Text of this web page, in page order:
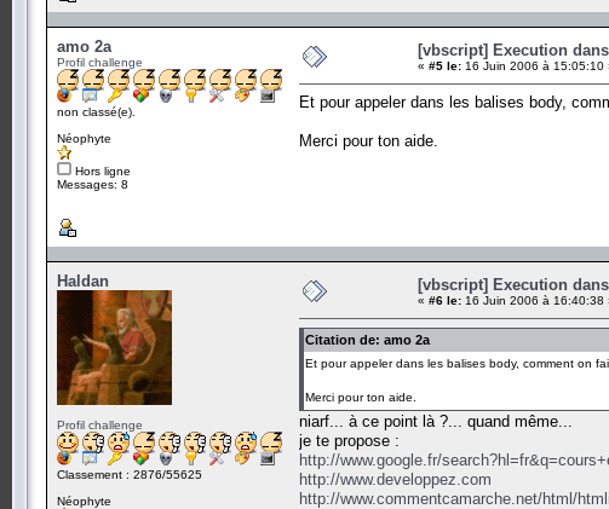
amo 2a
Profil challenge
non classé(e).
Néophyte
Hors ligne
Messages: 8
[vbscript] Execution
« #5 le: 16 Juin 2006 à 15:05:10
Et pour appeler dans les balises body,
Merci pour ton aide.
Haldan
Profil challenge
Classement : 2876/55625
Néophyte
[vbscript] Execution
« #6 le: 16 Juin 2006 à 16:40:38
Citation de: amo 2a
Et pour appeler dans les balises body, comment on
Merci pour ton aide.
niarf... à ce point là ?... quand même...
je te propose :
http://www.google.fr/
http://www.developpez.com
http://www.commentcamarche.net/html/